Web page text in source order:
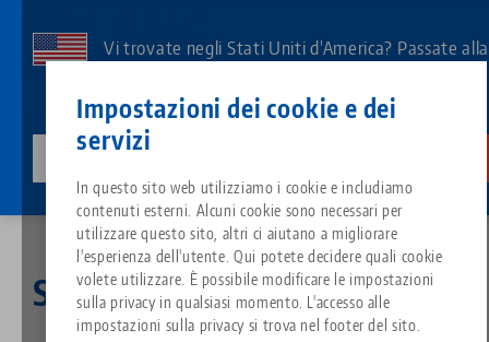
Impostazioni dei cookie e dei
servizi
In questo sito web utilizziamo i cookie e includiamo
contenuti esterni. Alcuni cookie sono necessari per
utilizzare questo sito, altri ci aiutano a migliorare
l'esperienza dell'utente. Qui potete decidere quali cookie
volete utilizzare. È possibile modificare le impostazioni
sulla privacy in qualsiasi momento. L'accesso alle
impostazioni sulla privacy si trova nel footer del sito.
contenuto
Vi trovate negli Stati Uniti d'America? Passate alla
specifici del Paese.
Tutto da un'unica fonte
Sistema di serraggio a punto
Sistemi di staffaggio
Gruppo di prodotti
Tipi di prodotto
Panoramica dei prodotti
Informazioni su LANG
Filosofia
Innovazioni
Download
FAQ
Richiesta catalogo
Blog
Notizie
Eventi
Prodotti abbinati
Siamo spiacenti. Non abbiamo trovato alcun risultato.
Vai alla pagina del prodotto
Breadcrumb
Servire qualcosa di speciale